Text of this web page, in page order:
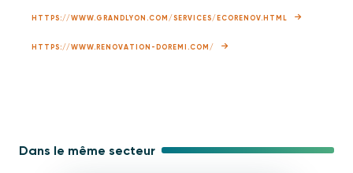
HTTPS://WWW.GRANDLYON.COM/SERVICES/ECORENOV.HTML
HTTPS://WWW.RENOVATION-DOREMI.COM/
Dans le même secteur